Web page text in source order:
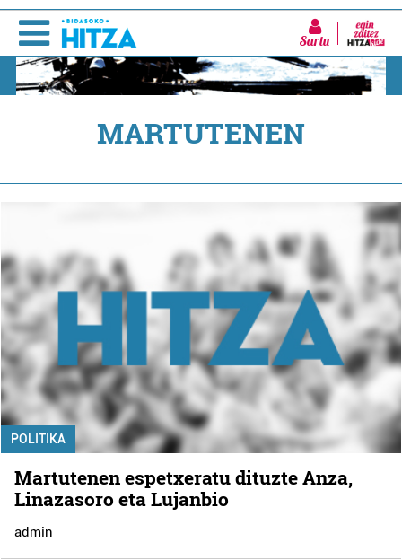
Sartu
MARTUTENEN
POLITIKA
Martutenen espetxeratu dituzte Anza,
Linazasoro eta Lujanbio
admin